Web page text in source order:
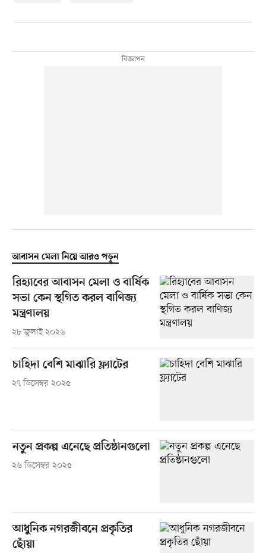
আবাসন মেলা নিয়ে আরও পড়ুন
রিহ্যাবের আবাসন মেলা ও বার্ষিক
সভা কেন স্থগিত করল বাণিজ্য
মন্ত্রণালয়
২৮ জুলাই ২০২৬
চাহিদা বেশি মাঝারি ফ্ল্যাটের
২৭ ডিসেম্বর ২০২৫
নতুন প্রকল্প এনেছে প্রতিষ্ঠানগুলো
২৬ ডিসেম্বর ২০২৫
আধুনিক নগরজীবনে প্রকৃতির
ছোঁয়া